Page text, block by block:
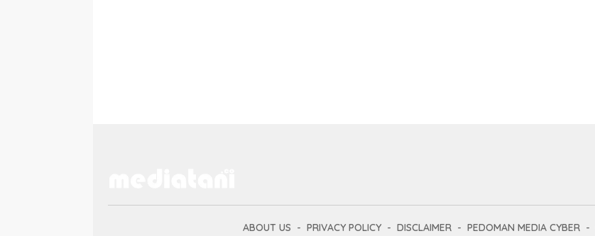
ABOUT US PRIVACY POLICY DISCLAIMER PEDOMAN MEDIA CYBER